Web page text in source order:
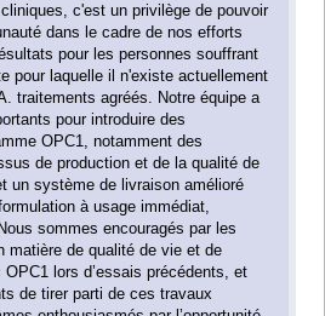
c'est un privilège de pouvoir
dans le cadre de nos efforts
pour les personnes souffrant
pour laquelle il n'existe actuellement
traitements agréés. Notre équipe a
pour introduire des
OPC1, notamment des
de production et de la qualité de
un système de livraison amélioré
à usage immédiat,
sommes encouragés par les
matière de qualité de vie et de
lors d’essais précédents, et
de tirer parti de ces travaux